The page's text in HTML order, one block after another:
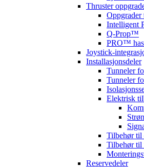
Thruster
Oppgrader
Intelligent
Q-Prop™
PRO™
Joystick-
Installasjonsdeler
Tunneler
Tunneler
Elektrisk
Tilbehør til
Tilbehør til
Reservedeler